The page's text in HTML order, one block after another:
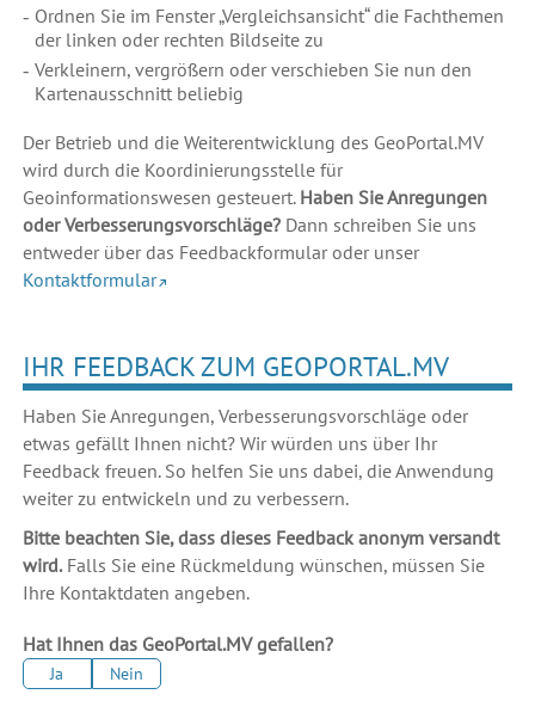
Ordnen Sie im Fenster „Vergleichsansicht“ die Fachthemen
der linken oder rechten Bildseite zu
Verkleinern, vergrößern oder verschieben Sie nun den
Kartenausschnitt beliebig
Der Betrieb und die Weiterentwicklung des GeoPortal.MV
wird durch die Koordinierungsstelle für
Geoinformationswesen gesteuert. Haben Sie Anregungen
oder Verbesserungsvorschläge?Dann schreiben Sie uns
entweder über das Feedbackformular oder unser
Kontaktformular
IHR FEEDBACK ZUM GEOPORTAL.MV
Haben Sie Anregungen, Verbesserungsvorschläge oder
etwas gefällt Ihnen nicht? Wir würden uns über Ihr
Feedback freuen. So helfen Sie uns dabei, die Anwendung
weiter zu entwickeln und zu verbessern.
Bitte beachten Sie, dass dieses Feedback anonym versandt
wird.Falls Sie eine Rückmeldung wünschen, müssen Sie
Ihre Kontaktdaten angeben.
Hat Ihnen das GeoPortal.MV gefallen?
Ja Nein